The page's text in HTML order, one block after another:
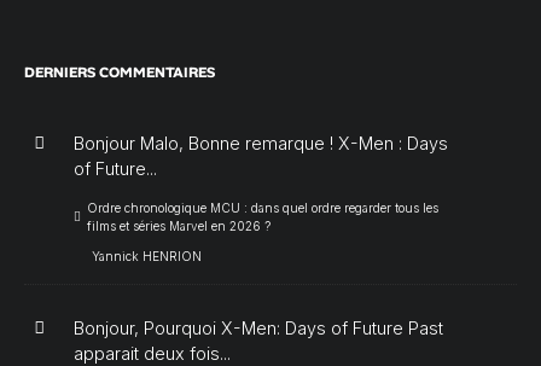
DERNIERS COMMENTAIRES
Bonjour Malo, Bonne remarque ! X-Men : Days
of Future...
Ordre chronologique MCU : dans quel ordre regarder tous les
films et séries Marvel en 2026 ?
Yannick HENRION
Bonjour, Pourquoi X-Men: Days of Future Past
apparait deux fois...